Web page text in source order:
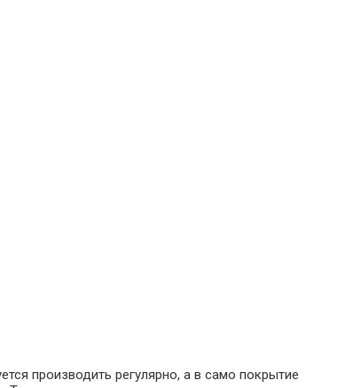
производить регулярно, а в само покрытие